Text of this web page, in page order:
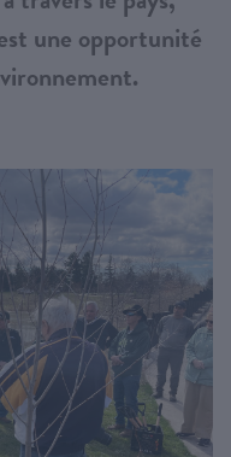
une opportunité